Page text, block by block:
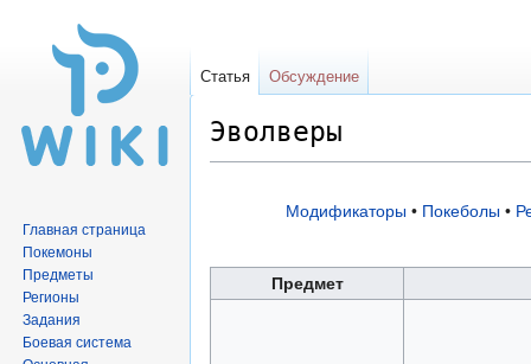
Эволверы
Модификаторы • Покеболы •
Предмет
Статья Обсуждение
Главная страница
Покемоны
Предметы
Регионы
Задания
Боевая система